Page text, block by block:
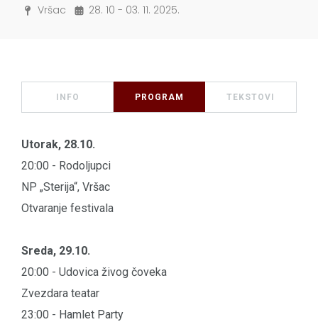
Vršac 28. 10 - 03. 11. 2025.
INFO PROGRAM TEKSTOVI
Utorak, 28.10.
20:00 - Rodoljupci
NP „Sterija“, Vršac
Otvaranje festivala
Sreda, 29.10.
20:00 - Udovica živog čoveka
Zvezdara teatar
23:00 - Hamlet Party